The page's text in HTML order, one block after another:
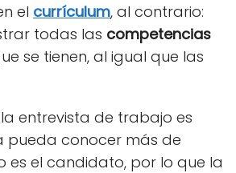
el currículum, al contrario:
todas las competencias
se tienen, al igual que las
entrevista de trabajo es
pueda conocer más de
es el candidato, por lo que la